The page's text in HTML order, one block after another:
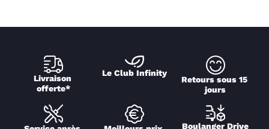
Livraison
offerte*
Le Club Infinity
Retours sous 15
jours
Boulanger Drive